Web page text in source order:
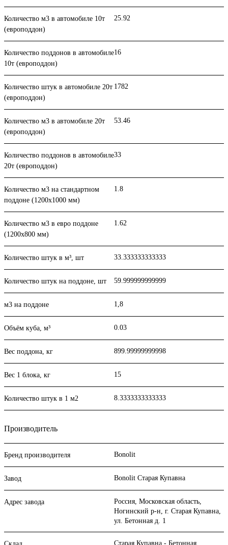
Количество м3 в автомобиле 10т
(европоддон)
25.92
Количество поддонов в автомобиле
10т (европоддон)
16
Количество штук в автомобиле 20т
(европоддон)
1782
Количество м3 в автомобиле 20т
(европоддон)
53.46
Количество поддонов в автомобиле
20т (европоддон)
33
Количество м3 на стандартном
поддоне (1200x1000 мм)
1.8
Количество м3 в евро поддоне
(1200x800 мм)
1.62
Количество штук в м³, шт 33.333333333333
Количество штук на поддоне, шт 59.999999999999
м3 на поддоне 1,8
Объём куба, м³ 0.03
Вес поддона, кг 899.99999999998
Вес 1 блока, кг 15
Количество штук в 1 м2 8.3333333333333
Производитель
Бренд производителя Bonolit
Завод Bonolit Старая Купавна
Адрес завода
Россия, Московская область,
Ногинский р-н, г. Старая Купавна,
ул. Бетонная д. 1
Старая Купавна - Бетонная